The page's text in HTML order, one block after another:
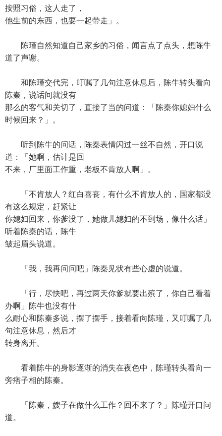
按照习俗，这人走了，
他生前的东西，也要一起带走」。
陈瑾自然知道自己家乡的习俗，闻言点了点头，想陈牛
道了声谢。
和陈瑾交代完，叮嘱了几句注意休息后，陈牛转头看向
陈秦，说话间就没有
那么的客气和关切了，直接了当的问道：「陈秦你媳妇什么
时候回来？」。
听到陈牛的问话，陈秦表情闪过一丝不自然，开口说
道：「她啊，估计是回
不来，厂里面工作重，老板不肯放人啊」。
「不肯放人？红白喜丧，有什么不肯放人的，国家都没
有这么规定，赶紧让
你媳妇回来，你爹没了，她做儿媳妇的不到场，像什么话」
听着陈秦的话，陈牛
皱起眉头说道。
「我，我再问问吧」陈秦见状有些心虚的说道。
「行，尽快吧，再过两天你爹就要出殡了，你自己看着
办啊」陈牛也没有什
么耐心和陈秦多说，摆了摆手，接着看向陈瑾，又叮嘱了几
句注意休息，然后才
转身离开。
看着陈牛的身影逐渐的消失在夜色中，陈瑾转头看向一
旁痞子相的陈秦。
「陈秦，嫂子在做什么工作？回不来了？」陈瑾开口问
道。